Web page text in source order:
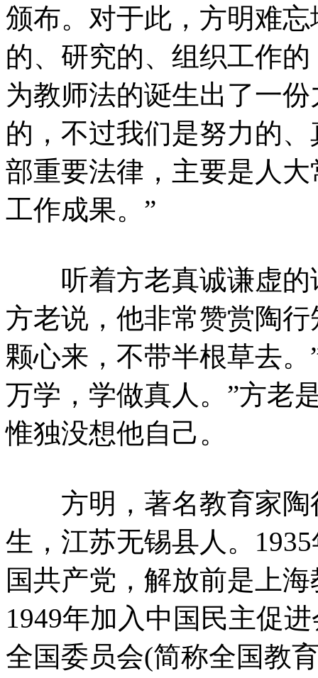
颁布。对于此，方明难
的、研究的、组织工作
为教师法的诞生出了一
的，不过我们是努力的
部重要法律，主要是人
工作成果。”
听着方老真诚谦虚的
方老说，他非常赞赏陶
颗心来，不带半根草去
万学，学做真人。”方老
惟独没想他自己。
方明，著名教育家陶
生，江苏无锡县人。
国共产党，解放前是上
1949年加入中国民主促
全国委员会(简称全国教